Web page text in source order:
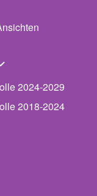
von
2024-2029
2018-2024